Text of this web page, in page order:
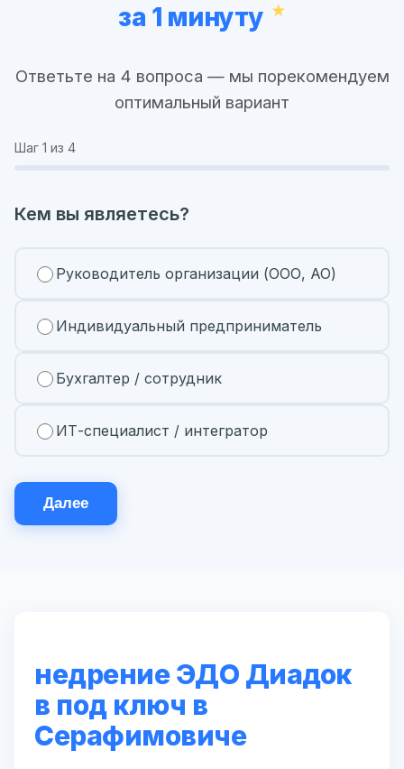
за 1 минуту
Ответьте на 4 вопроса — мы порекомендуем
оптимальный вариант
Шаг 1 из 4
Кем вы являетесь?
Руководитель организации (ООО, АО)
Индивидуальный предприниматель
Бухгалтер / сотрудник
ИТ-специалист / интегратор
Далее
недрение ЭДО Диадок
в под ключ в
Серафимовиче